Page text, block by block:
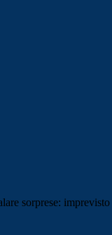
sorprese: imprevisto